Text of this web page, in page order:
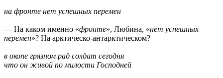
на фронте нет успешных перемен
— На каком именно «фронте», Любина, «нет успешных
перемен»? На арктическо-антарктическом?
в окопе грязном рад солдат сегодня
что он живой по милости Господней